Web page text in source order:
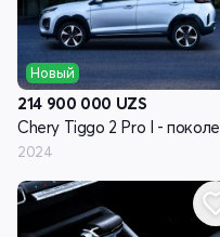
Новый
214 900 000 UZS
2024